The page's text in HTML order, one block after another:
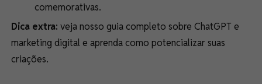
comemorativas.
Dica extra: veja nosso guia completo sobre ChatGPT e
marketing digital e aprenda como potencializar suas
criações.